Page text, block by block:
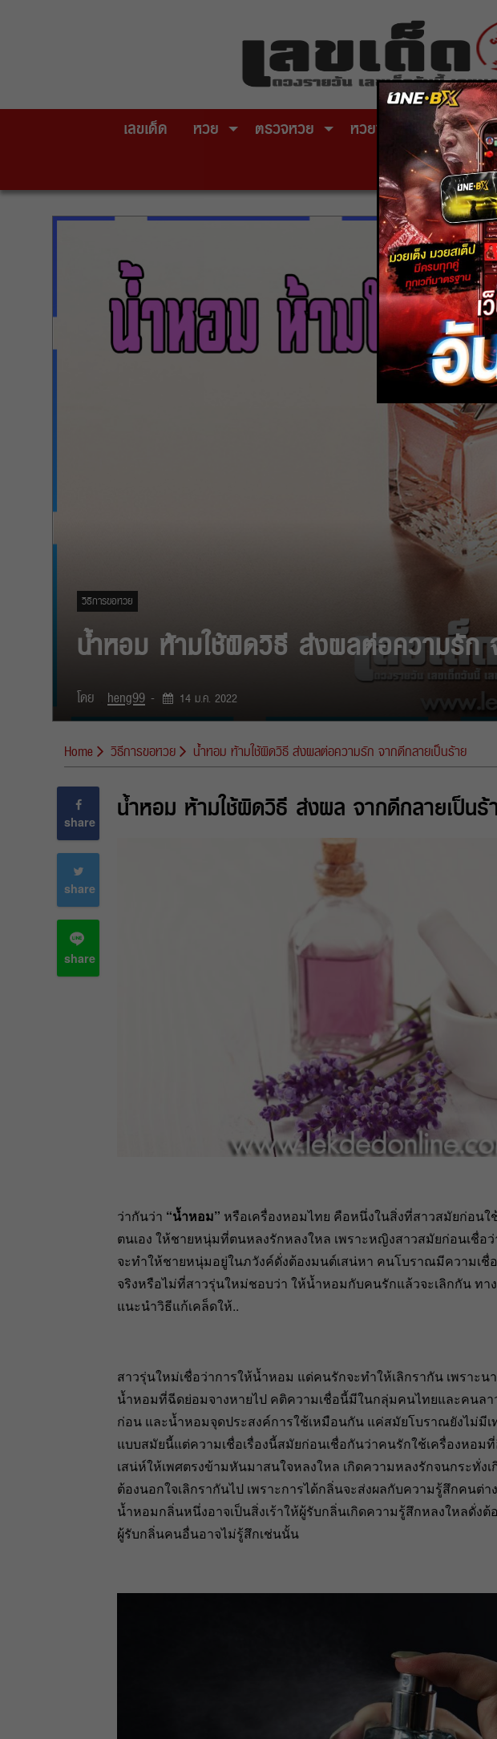
เลขเด็ด หวย ตรวจหวย หวยซอง หวยไทยรัฐ
ห
วิธีการขอหวย
น้ำหอม ห้ามใช้ผิดวิธี ส่งผลต่อความรัก
โดย heng99 - 14 ม.ค. 2022
Home วิธีการขอหวย น้ำหอม ห้ามใช้ผิดวิธี ส่งผลต่อความรัก จากดีกลายเป็นร้าย
share
share
share
น้ำหอม ห้ามใช้ผิดวิธี ส่งผล จากดีกลายเป็นร้
ว่ากันว่า “น้ำหอม” หรือเครื่องหอมไทย คือหนึ่งในสิ่งที่สาวสมัยก่อนใ
ตนเอง ให้ชายหนุ่มที่ตนหลงรักหลงใหล เพราะหญิงสาวสมัยก่อนเชื่อ
จะทำให้ชายหนุ่มอยู่ในภวังค์ดั่งต้องมนต์เสน่หา คนโบราณมีความเชื่
จริงหรือไม่ที่สาวรุ่นใหม่ชอบว่า ให้น้ำหอมกับคนรักแล้วจะเลิกกัน ทาง
แนะนำวิธีแก้เคล็ดให้..
สาวรุ่นใหม่เชื่อว่าการให้น้ำหอม แด่คนรักจะทำให้เลิกรากัน เพราะน
น้ำหอมที่ฉีดย่อมจางหายไป คติความเชื่อนี้มีในกลุ่มคนไทยและคนลา
ก่อน และน้ำหอมจุดประสงค์การใช้เหมือนกัน แค่สมัยโบราณยังไม่มี
แบบสมัยนี้แต่ความเชื่อเรื่องนี้สมัยก่อนเชื่อกันว่าคนรักใช้เครื่องหอม
เสน่ห์ให้เพศตรงข้ามหันมาสนใจหลงใหล เกิดความหลงรักจนกระทั่ง
ต้องนอกใจเลิกรากันไป เพราะการได้กลิ่นจะส่งผลกับความรู้สึกคนต่
น้ำหอมกลิ่นหนึ่งอาจเป็นสิ่งเร้าให้ผู้รับกลิ่นเกิดความรู้สึกหลงใหลดั่ง
ผู้รับกลิ่นคนอื่นอาจไม่รู้สึกเช่นนั้น